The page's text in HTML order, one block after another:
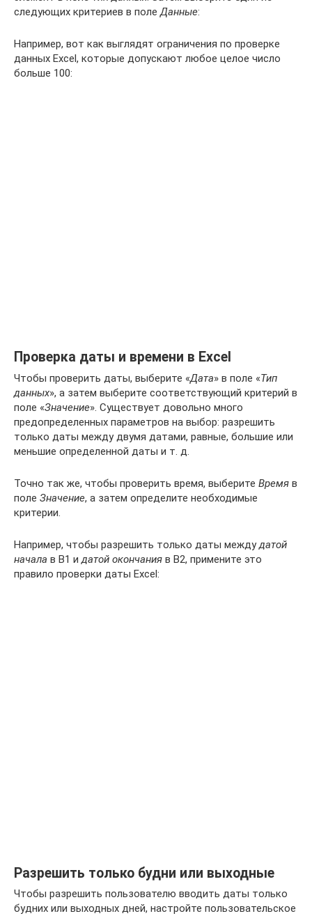
следующих критериев в полеДанные:
Например, вот как выглядят ограничения по проверке
данных Excel, которые допускают любое целое число
больше 100:
Проверка даты и времени в Excel
Чтобы проверить даты, выберите «Дата» в поле «Тип
данных», а затем выберите соответствующий критерий в
поле «Значение». Существует довольно много
предопределенных параметров на выбор: разрешить
только даты между двумя датами, равные, большие или
меньшие определенной даты и т. д.
Точно так же, чтобы проверить время, выберите Время в
поле Значение, а затем определите необходимые
критерии.
Например, чтобы разрешить только даты междудатой
начала в B1 идатой окончания в B2, примените это
правило проверки даты Excel:
Разрешить только будни или выходные
Чтобы разрешить пользователю вводить даты только
будних или выходных дней, настройте пользовательское